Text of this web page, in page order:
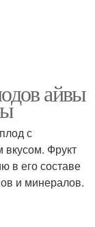
айвы
с
Фрукт
в его составе
и минералов.